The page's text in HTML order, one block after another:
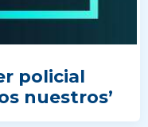
policial
nuestros’